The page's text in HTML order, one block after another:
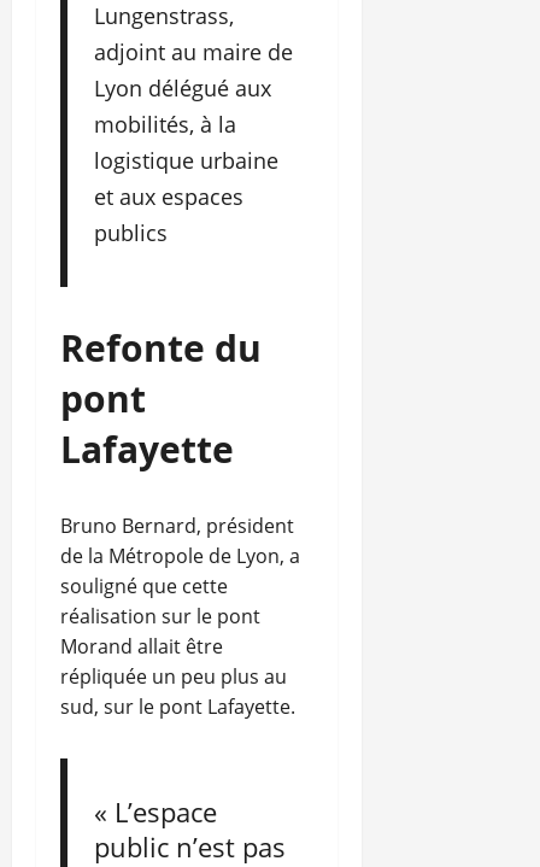
Lungenstrass,
adjoint au maire de
Lyon délégué aux
mobilités, à la
logistique urbaine
et aux espaces
publics
Refonte du
pont
Lafayette
Bruno Bernard, président
de la Métropole de Lyon, a
souligné que cette
réalisation sur le pont
Morand allait être
répliquée un peu plus au
sud, sur le pont Lafayette.
« L’espace
public n’est pas